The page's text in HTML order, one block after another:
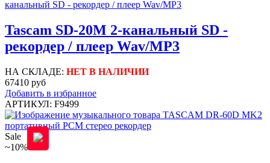
Tascam SD-20M 2-канальный SD -
рекордер / плеер Wav/MP3
НА СКЛАДЕ: НЕТ В НАЛИЧИИ
67410 руб
Добавить в избранное
АРТИКУЛ: F9499
Sale
~10%